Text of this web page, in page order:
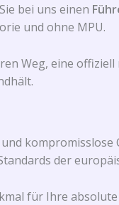
bei uns einen
und ohne MPU.
Weg, eine
der
für Ihre